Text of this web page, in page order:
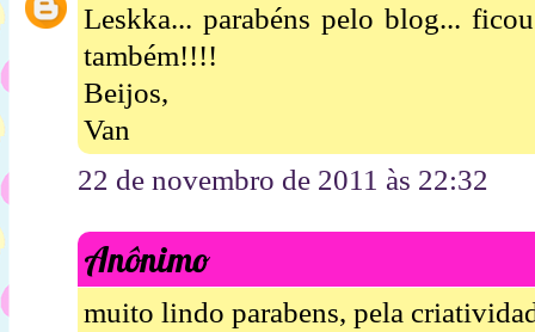
Leskka... parabéns pelo blog...
também!!!!
Beijos,
Van
22 de novembro de 2011 às 22:32
Anônimo
muito lindo parabens, pela